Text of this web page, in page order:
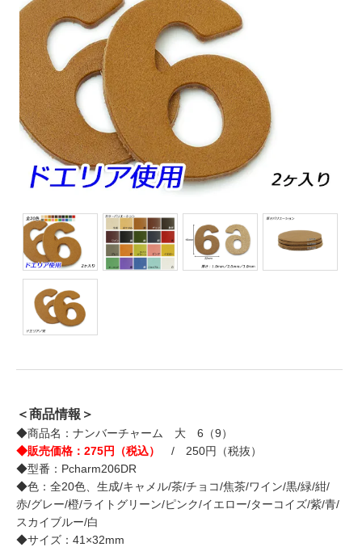
＜商品情報＞
◆商品名：ナンバーチャーム 大 6（9）
◆販売価格：275円（税込）
/ 250円（税抜）
◆型番：Pcharm206DR
◆色：全20色、生成/キャメル/茶/チョコ/焦茶/ワイン/黒/緑/紺/
赤/グレー/橙/ライトグリーン/ピンク/イエロー/ターコイズ/紫/青/
スカイブルー/白
◆サイズ：41×32mm